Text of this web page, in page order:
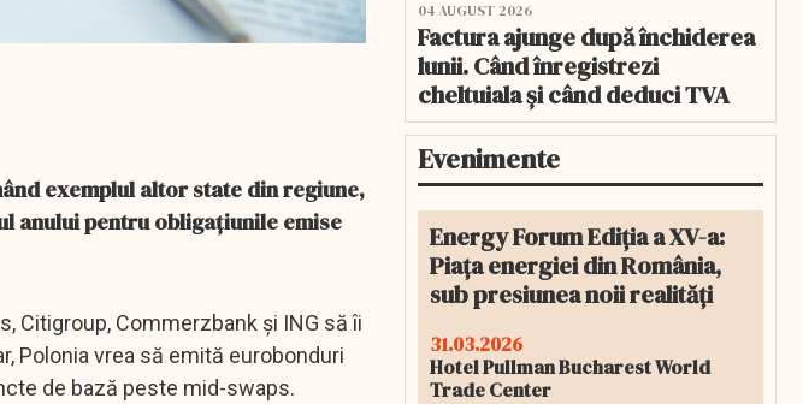
exemplul altor state din regiune,
anului pentru obligaţiunile emise
Citigroup, Commerzbank şi ING să îi
Polonia vrea să emită eurobonduri
de bază peste mid-swaps.
04 AUGUST 2026
Factura ajunge după închiderea
lunii. Când înregistrezi
cheltuiala și când deduci TVA
Evenimente
Energy Forum Ediția a XV-a:
Piața energiei din România,
sub presiunea noii realități
31.03.2026
Hotel Pullman Bucharest World
Trade Center